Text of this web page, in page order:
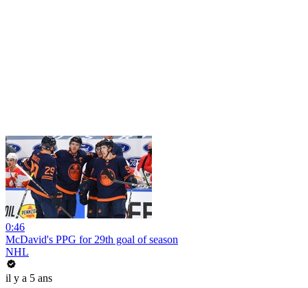
0:46
McDavid's PPG for 29th goal of season
NHL
il y a 5 ans